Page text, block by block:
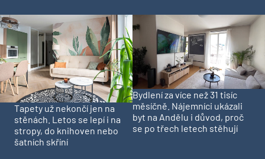
Tapety už nekončí jen na
stěnách. Letos se lepí i na
stropy, do knihoven nebo
šatních skříní
Bydlení za více než 31 tisíc
měsíčně. Nájemníci ukázali
byt na Andělu i důvod, proč
se po třech letech stěhují